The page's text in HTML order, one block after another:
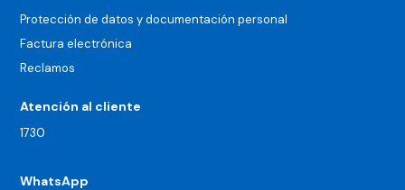
Protección de datos y documentación personal
Factura electrónica
Reclamos
Atención al cliente
1730
WhatsApp